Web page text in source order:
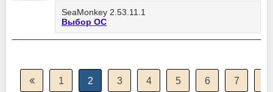
SeaMonkey 2.53.11.1
Выбор ОС
1 2 3 4 5 6 7